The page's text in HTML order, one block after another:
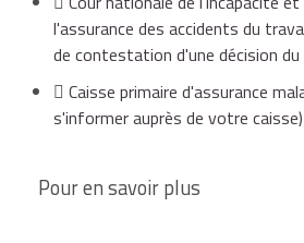
l'assurance des accidents du
de contestation d'une décision du
Caisse primaire d'assurance
s'informer auprès de votre caisse)
Pour en savoir plus